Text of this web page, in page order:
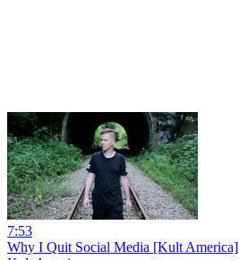
7:53
Why I Quit Social Media [Kult America]